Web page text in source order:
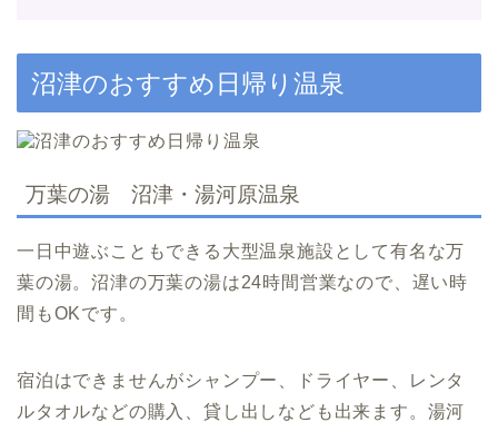
沼津のおすすめ日帰り温泉
万葉の湯 沼津・湯河原温泉
一日中遊ぶこともできる大型温泉施設として有名な万
葉の湯。沼津の万葉の湯は24時間営業なので、遅い時
間もOKです。
宿泊はできませんがシャンプー、ドライヤー、レンタ
ルタオルなどの購入、貸し出しなども出来ます。湯河